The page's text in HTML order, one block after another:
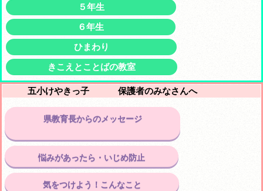
５年生
６年生
ひまわり
きこえとことばの教室
五小けやきっ子 保護者のみなさんへ
県教育長からのメッセージ
悩みがあったら・いじめ防止
気をつけよう！こんなこと